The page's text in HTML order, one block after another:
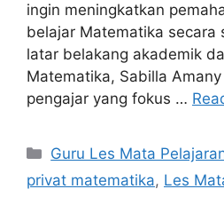
ingin meningkatkan
belajar Matematika secara
latar belakang akademik
Matematika, Sabilla
pengajar yang fokus …
Categories
Guru Les Mata
privat matematika, Les